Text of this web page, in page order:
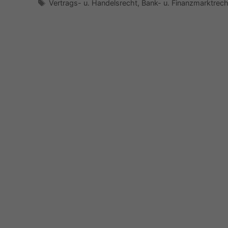
Schlagwörter
Vertrags- u. Handelsrecht, Bank- u.